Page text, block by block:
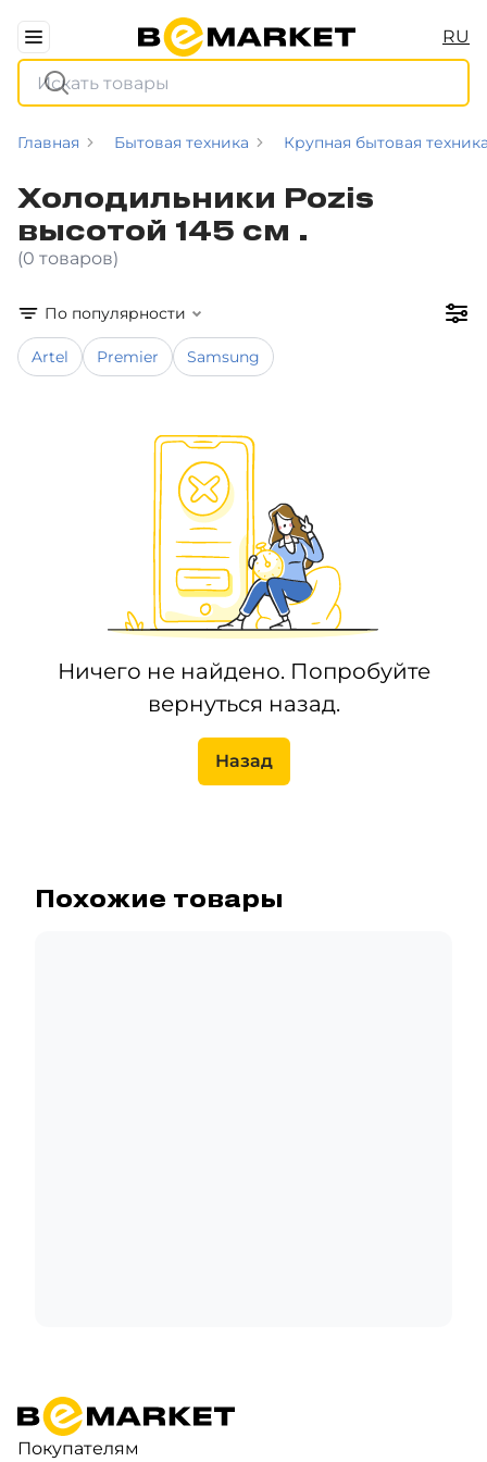
RU
Главная Бытовая техника Крупная бытовая
Холодильники Pozis
высотой 145 см .
(0 товаров)
По популярности
Artel Premier Samsung
Ничего не найдено. Попробуйте
вернуться назад.
Назад
Похожие товары
Покупателям